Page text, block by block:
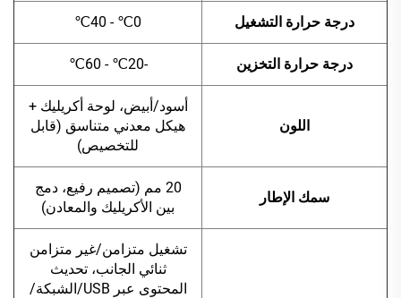
درجة حرارة التشغيل 0℃ - 40℃
درجة حرارة التخزين -20℃ - 60℃
اللون
أسود/أبيض، لوحة أكريليك +
هيكل معدني متناسق (قابل
للتخصيص)
سمك الإطار
20 مم (تصميم رفيع، دمج
بين الأكريليك والمعادن)
تشغيل متزامن/غير متزامن
ثنائي الجانب، تحديث
المحتوى عبر USB/الشبكة/